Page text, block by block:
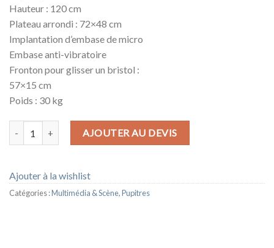
Hauteur : 120 cm
Plateau arrondi : 72×48 cm
Implantation d’embase de micro
Embase anti-vibratoire
Fronton pour glisser un bristol :
57×15 cm
Poids : 30 kg
quantité de PUPITRE ICEMAXAJOUTER AU DEVIS
Ajouter à la wishlist
Catégories :Multimédia & Scène,Pupitres